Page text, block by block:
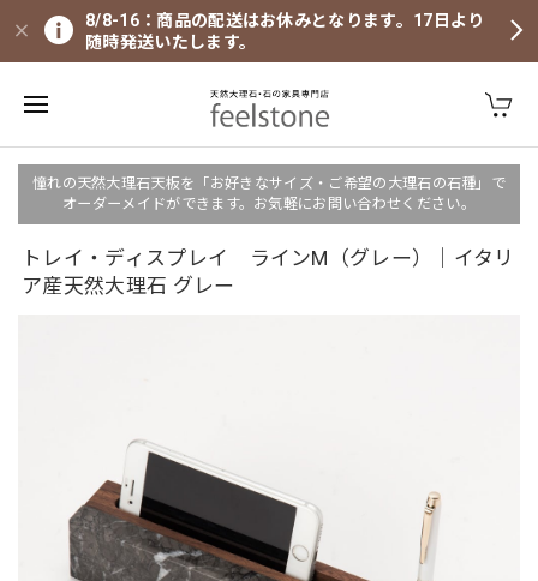
8/8-16：商品の配送はお休みとなります。17日より
随時発送いたします。
憧れの天然大理石天板を「お好きなサイズ・ご希望の大理石の石種」で
オーダーメイドができます。お気軽にお問い合わせください。
トレイ・ディスプレイ ラインM（グレー）｜イタリ
ア産天然大理石 グレー